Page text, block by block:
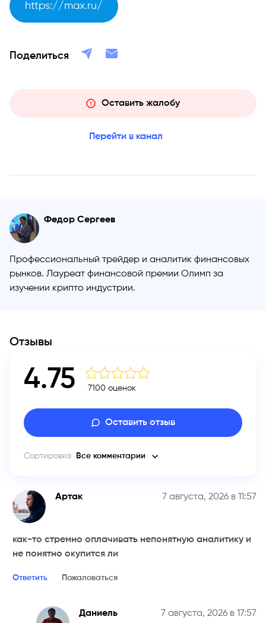
https://max.ru/
Поделиться
Оставить жалобу
Перейти в канал
Федор Сергеев
Профессиональный трейдер и аналитик финансовых
рынков. Лауреат финансовой премии Олимп за
изучении крипто индустрии.
Отзывы
4.75 7100 оценок
Оставить отзыв
Сортировка Все комментарии
Артак 7 августа, 2026 в 11:57
как-то стремно оплачивать непонятную аналитику и
не понятно окупится ли
Ответить Пожаловаться
Даниель 7 августа, 2026 в 17:57